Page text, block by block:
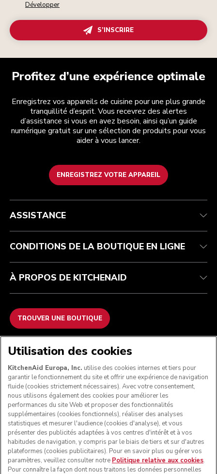
Développer
S’INSCRIRE
Profitez d’une expérience optimale
Enregistrez vos appareils de cuisine pour une plus grande
tranquillité d’esprit. Vous recevrez des alertes
d’assistance si vous en avez besoin, ainsi qu’un guide
numérique gratuit sur une sélection de produits pour vous
aider à vous lancer.
ENREGISTREZ VOTRE APPAREIL
Service après-vente
Garantie et documents
Contactez-nous
Conditions générales de vente
Retours et remboursements
Imprint
ODR
La marque
Trouver une boutique
ASSISTANCE
CONDITIONS DE LA BOUTIQUE EN LIGNE
À PROPOS DE KITCHENAID
TROUVER UNE BOUTIQUE
NOUS ACCEPTONS
SUIVEZ-NOUS
Utilisation des cookies
KitchenAid Europa, Inc. utilise des cookies internes et tiers pour
garantir le fonctionnement du site et offrir une expérience de navigation
fluide (cookies strictement nécessaires). Avec votre consentement,
nous utilisons également des cookies pour améliorer les
performances du site Web et proposer des fonctionnalités
supplémentaires (cookies fonctionnels), réaliser des analyses
statistiques et mesurer l'audience (cookies d'analyse), et vous
présenter des publicités adaptées à vos centres d'intérêt et à vos
habitudes de navigation, y compris par le biais de tiers et sur d'autres
plateformes (cookies publicitaires). Pour en savoir plus ou gérer vos
paramètres, veuillez consulter notre Politique relative aux cookies.
Pour connaître la façon dont nous traitons les données personnelles